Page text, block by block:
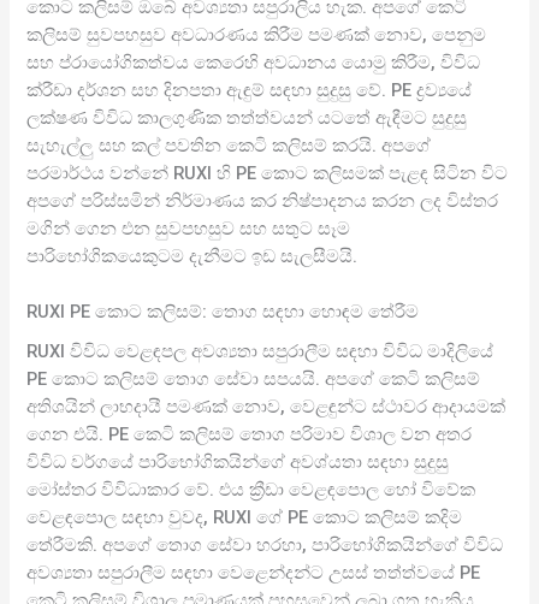
කොට කලිසම් ඔබේ අවශ්‍යතා සපුරාලිය හැක. අපගේ කෙටි
කලිසම් සුවපහසුව අවධාරණය කිරීම පමණක් නොව, පෙනුම
සහ ප්රායෝගිකත්වය කෙරෙහි අවධානය යොමු කිරීම, විවිධ
ක්රීඩා දර්ශන සහ දිනපතා ඇඳුම් සඳහා සුදුසු වේ. PE ද්‍රව්‍යයේ
ලක්ෂණ විවිධ කාලගුණික තත්ත්වයන් යටතේ ඇඳීමට සුදුසු
සැහැල්ලු සහ කල් පවතින කෙටි කලිසම් කරයි. අපගේ
පරමාර්ථය වන්නේ RUXI හි PE කොට කලිසමක් පැළඳ සිටින විට
අපගේ පරිස්සමින් නිර්මාණය කර නිෂ්පාදනය කරන ලද විස්තර
මගින් ගෙන එන සුවපහසුව සහ සතුට සෑම
පාරිභෝගිකයෙකුටම දැනීමට ඉඩ සැලසීමයි.
RUXI PE කොට කලිසම්: තොග සඳහා හොඳම තේරීම
RUXI විවිධ වෙළඳපල අවශ්‍යතා සපුරාලීම සඳහා විවිධ මාදිලියේ
PE කොට කලිසම් තොග සේවා සපයයි. අපගේ කෙටි කලිසම්
අතිශයින් ලාභදායී පමණක් නොව, වෙළඳුන්ට ස්ථාවර ආදායමක්
ගෙන එයි. PE කෙටි කලිසම් තොග පරිමාව විශාල වන අතර
විවිධ වර්ගයේ පාරිභෝගිකයින්ගේ අවශ්යතා සඳහා සුදුසු
මෝස්තර විවිධාකාර වේ. එය ක්‍රීඩා වෙළඳපොල හෝ විවේක
වෙළඳපොල සඳහා වුවද, RUXI ගේ PE කොට කලිසම් කදිම
තේරීමකි. අපගේ තොග සේවා හරහා, පාරිභෝගිකයින්ගේ විවිධ
අවශ්‍යතා සපුරාලීම සඳහා වෙළෙන්දන්ට උසස් තත්ත්වයේ PE